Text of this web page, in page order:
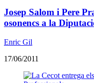
Josep Salom i Pere
osonencs a la
Enric Gil
17/06/2011